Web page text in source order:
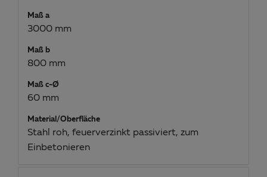
Maß a
3000 mm
Maß b
800 mm
Maß c-Ø
60 mm
Material/Oberfläche
Stahl roh, feuerverzinkt passiviert, zum
Einbetonieren